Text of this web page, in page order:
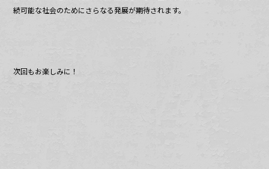
続可能な社会のためにさらなる発展が期待されます。
次回もお楽しみに！